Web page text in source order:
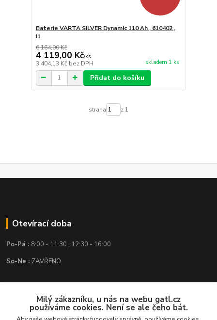
Baterie VARTA SILVER Dynamic 110 Ah , 610402 ,
I1
6 164,00 Kč
4 119,00 Kč/ks
3 404,13 Kč bez DPH skladem 1 ks
Přidat do košíku
strana z 1
Otevírací doba
Po-Pá : 8:00 - 11:30 , 12:30 - 16:00
So-Ne : ZAVŘENO
Kontakt
GATL s.r.o.
Milý zákazníku, u nás na webu gatl.cz
používáme cookies. Není se ale čeho bát.